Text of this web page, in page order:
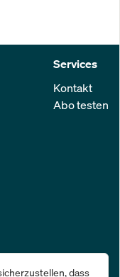
Services
Kontakt
Abo testen
Finanzen in einer
dass